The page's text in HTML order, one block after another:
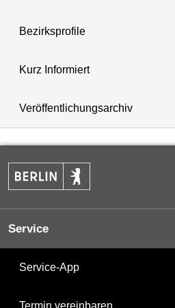
Bezirksprofile
Kurz Informiert
Veröffentlichungsarchiv
Service
Service-App